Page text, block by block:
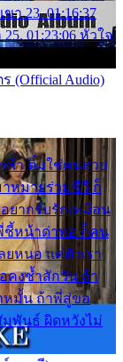
ขา 23. 01:16:37
01:23:06 หัวใจ
(Official Audio)
ล้า ติ๋มใช่คนสวย
าหมายร่วมชีวี ก็
ยากรับรักเหมือน
ชี้หน้าด่าทอ ก็คน
ยหนอ แค่ตัวเรา
คงช้ำสักวัน ถ้า
หมั้น ถ้าพี่สู่ขอ
มพันธ์ ผิดหวังไม่